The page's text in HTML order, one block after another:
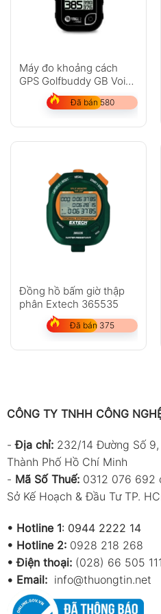
Máy đo khoảng cách
GPS Golfbuddy GB Voice
Đã bán 580
Đồng hồ bấm giờ thập
phân Extech 365535
Đã bán 375
CÔNG TY TNHH CÔNG
-Địa chỉ: 232/14 Đường Số
Thành Phố Hồ Chí Minh
- Mã Số Thuế: 0312 076 692
Sở Kế Hoạch & Đầu Tư TP.
• Hotline 1: 0944 2222 14
• Hotline 2: 0928 218 268
• Điện thoại: (028) 66 505 111
• Email: info@thuongtin.net